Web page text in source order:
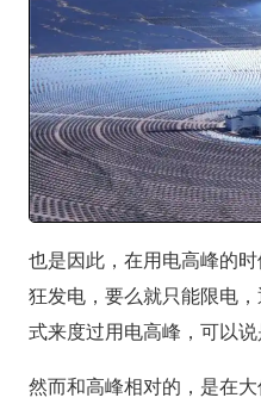
也是因此，在用电高峰的
狂发电，要么就只能限电
式来度过用电高峰，可以说
然而和高峰相对的，是在